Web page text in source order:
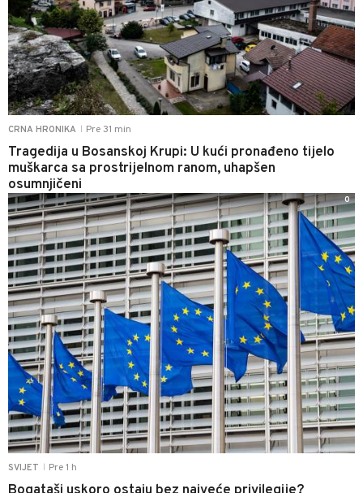
CRNA HRONIKA Pre 31 min
Tragedija u Bosanskoj Krupi: U kući pronađeno tijelo
muškarca sa prostrijelnom ranom, uhapšen
osumnjičeni
SVIJET Pre 1 h
0